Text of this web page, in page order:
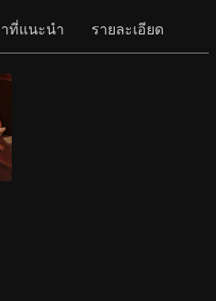
ที่แนะนำ รายละเอียด